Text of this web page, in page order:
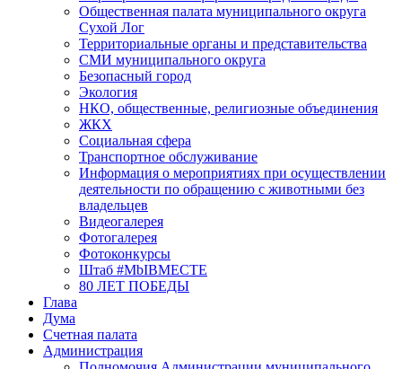
Общественная палата муниципального округа
Сухой Лог
Территориальные органы и представительства
СМИ муниципального округа
Безопасный город
Экология
НКО, общественные, религиозные объединения
ЖКХ
Социальная сфера
Транспортное обслуживание
Информация о мероприятиях при осуществлении
деятельности по обращению с животными без
владельцев
Видеогалерея
Фотогалерея
Фотоконкурсы
Штаб #MbIBMECTE
80 ЛЕТ ПОБЕДЫ
Глава
Дума
Счетная палата
Администрация